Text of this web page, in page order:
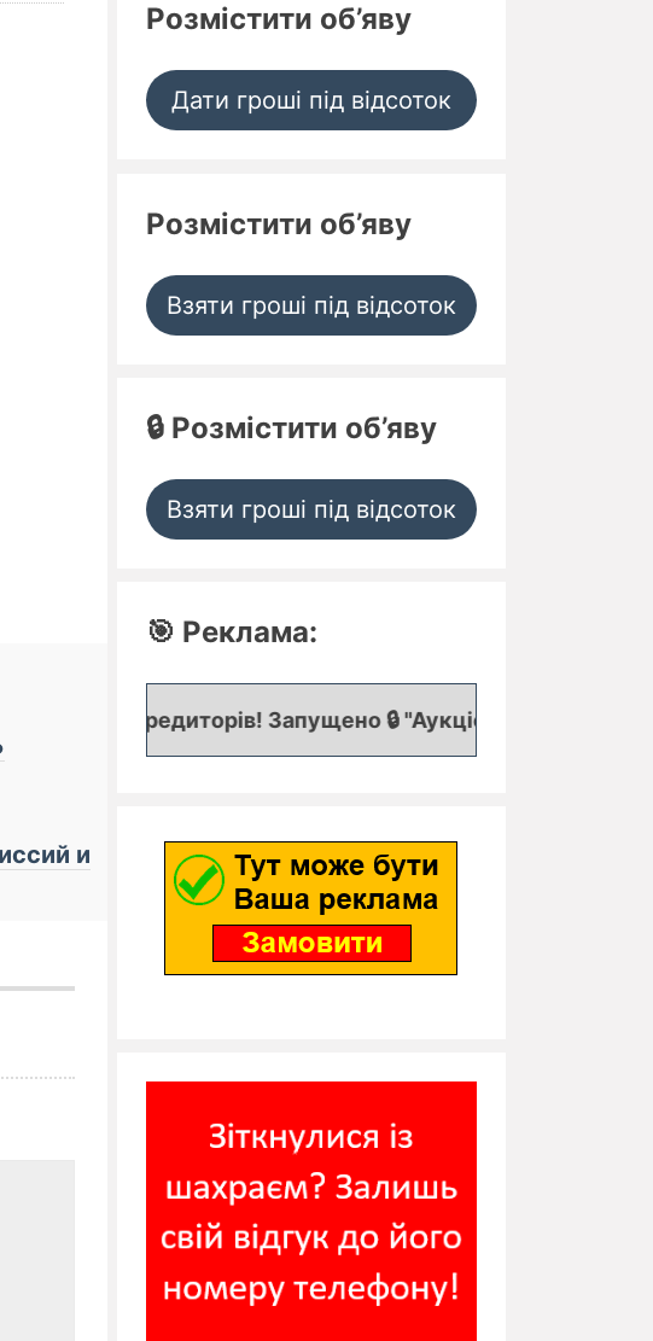
и
Розмістити об’яву
Дати гроші під відсоток
Розмістити об’яву
Взяти гроші під відсоток
🔒 Розмістити об’яву
Взяти гроші під відсоток
🎯 Реклама:
Запущено 🔒 "Аукціон кредитних заявок", де